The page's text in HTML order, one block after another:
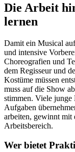
Die Arbeit
lernen
Damit ein Musical
und intensive
Choreografien und
dem Regisseur und
Kostüme müssen
muss auf die Show
stimmen. Viele junge
Aufgaben
arbeiten, gewinnt
Arbeitsbereich.
Wer bietet